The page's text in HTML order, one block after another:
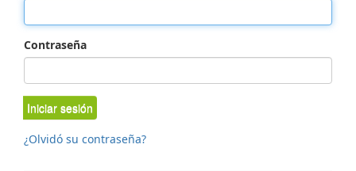
Contraseña
Iniciar sesión
¿Olvidó su contraseña?